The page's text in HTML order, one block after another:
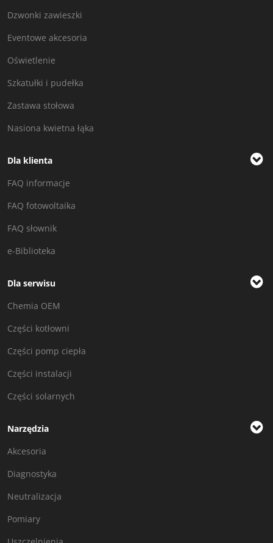
Dzwonki zawieszki
Eventowe akcesoria
Oświetlenie
Szkatułki i pudełka
Zastawa stołowa
Nasiona kwietna łąka
Dla klienta
FAQ informacje
FAQ fotowoltaika
FAQ słownik
e-Biblioteka
Dla serwisu
Chemia OEM
Części kotłowni
Części pomp ciepła
Części instalacji
Części solarnych
Narzędzia
Akcesoria
Diagnostyka
Neutralizacja
Pomiary